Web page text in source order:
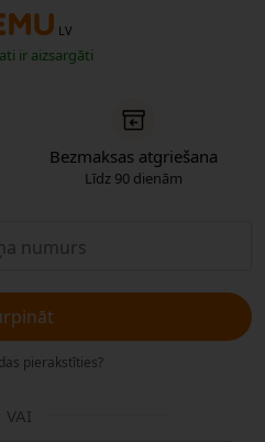
LV
ir aizsargāti
Bezmaksas atgriešana
Līdz 90 dienām
pierakstīties?
VAI